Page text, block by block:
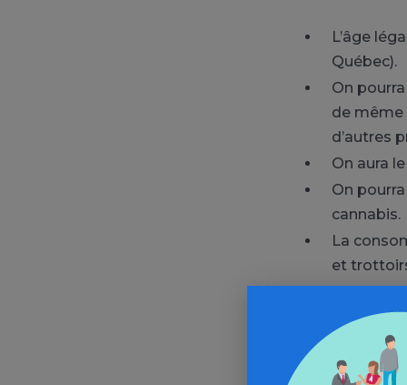
L’âge
Québec).
On
de même
d’autres
On aura
On
cannabis.
La
et
travail